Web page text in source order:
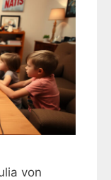
von